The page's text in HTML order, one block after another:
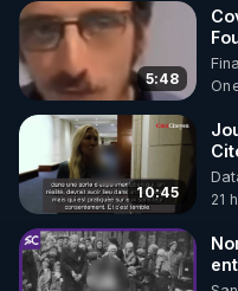
http://rgnr.li/news
🌱 VIDÉOS NON
Toutes les vidéos
http://rgnr.li/odysee
🌱 LES STAGES EN
5:48
de
10:45
21
à